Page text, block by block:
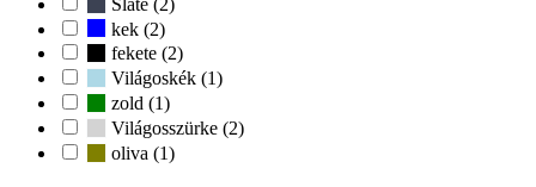
kek (2)
fekete (2)
Világoskék (1)
zold (1)
Világosszürke (2)
oliva (1)